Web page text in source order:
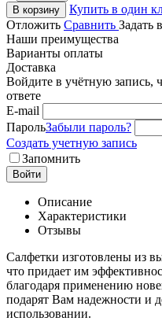
В корзину
Купить в один
Отложить Сравнить Задать
Наши преимущества
Варианты оплаты
Доставка
Войдите в учётную запись,
ответе
E-mail
ПарольЗабыли пароль?
Создать учетную запись
Запомнить
Войти
Описание
Характеристики
Отзывы
Салфетки изготовлены из
что придает им
благодаря применению
подарят Вам надежности и
использовании.